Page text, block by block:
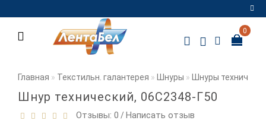
Регистрация
Мои
закладки
0
Главная Текстильн. галантерея Шнуры Шнуры
Шнур технический, 06С2348-Г50
Отзывы: 0 /Написать отзыв